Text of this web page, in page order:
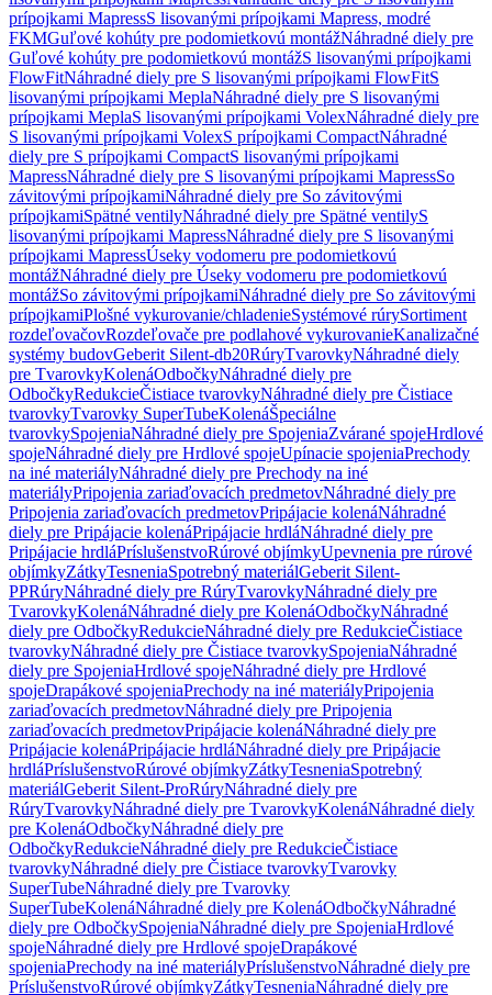
prípojkami MapressS lisovanými prípojkami Mapress, modré
FKMGuľové kohúty pre podomietkovú montážNáhradné diely pre
Guľové kohúty pre podomietkovú montážS lisovanými prípojkami
FlowFitNáhradné diely pre S lisovanými prípojkami FlowFitS
lisovanými prípojkami MeplaNáhradné diely pre S lisovanými
prípojkami MeplaS lisovanými prípojkami VolexNáhradné diely pre
S lisovanými prípojkami VolexS prípojkami CompactNáhradné
diely pre S prípojkami CompactS lisovanými prípojkami
MapressNáhradné diely pre S lisovanými prípojkami MapressSo
závitovými prípojkamiNáhradné diely pre So závitovými
prípojkamiSpätné ventilyNáhradné diely pre Spätné ventilyS
lisovanými prípojkami MapressNáhradné diely pre S lisovanými
prípojkami MapressÚseky vodomeru pre podomietkovú
montážNáhradné diely pre Úseky vodomeru pre podomietkovú
montážSo závitovými prípojkamiNáhradné diely pre So závitovými
prípojkamiPlošné vykurovanie/chladenieSystémové rúrySortiment
rozdeľovačovRozdeľovače pre podlahové vykurovanieKanalizačné
systémy budovGeberit Silent-db20RúryTvarovkyNáhradné diely
pre TvarovkyKolenáOdbočkyNáhradné diely pre
OdbočkyRedukcieČistiace tvarovkyNáhradné diely pre Čistiace
tvarovkyTvarovky SuperTubeKolenáŠpeciálne
tvarovkySpojeniaNáhradné diely pre SpojeniaZvárané spojeHrdlové
spojeNáhradné diely pre Hrdlové spojeUpínacie spojeniaPrechody
na iné materiályNáhradné diely pre Prechody na iné
materiályPripojenia zariaďovacích predmetovNáhradné diely pre
Pripojenia zariaďovacích predmetovPripájacie kolenáNáhradné
diely pre Pripájacie kolenáPripájacie hrdláNáhradné diely pre
Pripájacie hrdláPríslušenstvoRúrové objímkyUpevnenia pre rúrové
objímkyZátkyTesneniaSpotrebný materiálGeberit Silent-
PPRúryNáhradné diely pre RúryTvarovkyNáhradné diely pre
TvarovkyKolenáNáhradné diely pre KolenáOdbočkyNáhradné
diely pre OdbočkyRedukcieNáhradné diely pre RedukcieČistiace
tvarovkyNáhradné diely pre Čistiace tvarovkySpojeniaNáhradné
diely pre SpojeniaHrdlové spojeNáhradné diely pre Hrdlové
spojeDrapákové spojeniaPrechody na iné materiályPripojenia
zariaďovacích predmetovNáhradné diely pre Pripojenia
zariaďovacích predmetovPripájacie kolenáNáhradné diely pre
Pripájacie kolenáPripájacie hrdláNáhradné diely pre Pripájacie
hrdláPríslušenstvoRúrové objímkyZátkyTesneniaSpotrebný
materiálGeberit Silent-ProRúryNáhradné diely pre
RúryTvarovkyNáhradné diely pre TvarovkyKolenáNáhradné diely
pre KolenáOdbočkyNáhradné diely pre
OdbočkyRedukcieNáhradné diely pre RedukcieČistiace
tvarovkyNáhradné diely pre Čistiace tvarovkyTvarovky
SuperTubeNáhradné diely pre Tvarovky
SuperTubeKolenáNáhradné diely pre KolenáOdbočkyNáhradné
diely pre OdbočkySpojeniaNáhradné diely pre SpojeniaHrdlové
spojeNáhradné diely pre Hrdlové spojeDrapákové
spojeniaPrechody na iné materiályPríslušenstvoNáhradné diely pre
PríslušenstvoRúrové objímkyZátkyTesneniaNáhradné diely pre